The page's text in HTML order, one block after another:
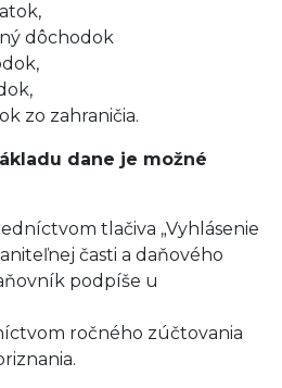
dôchodok
zo zahraničia.
dane je možné
tlačiva „Vyhlásenie
časti a daňového
podpíše u
ročného zúčtovania